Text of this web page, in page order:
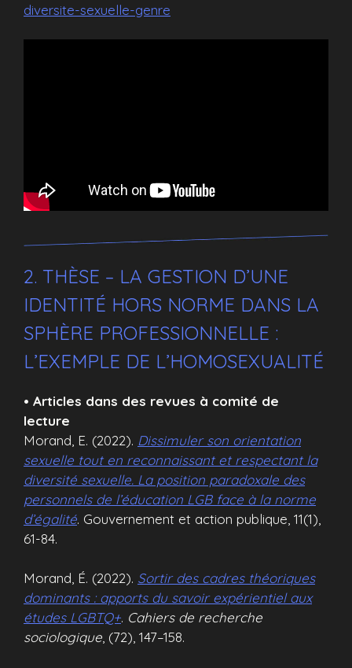
diversite-sexuelle-genre
2. THÈSE – LA GESTION D’UNE
IDENTITÉ HORS NORME DANS LA
SPHÈRE PROFESSIONNELLE :
L’EXEMPLE DE L’HOMOSEXUALITÉ
• Articles dans des revues à comité de
lecture
Morand, E. (2022). Dissimuler son orientation
sexuelle tout en reconnaissant et respectant la
diversité sexuelle. La position paradoxale des
personnels de l’éducation LGB face à la norme
d’égalité. Gouvernement et action publique, 11(1),
61-84.
Morand, É. (2022). Sortir des cadres théoriques
dominants : apports du savoir expérientiel aux
études LGBTQ+. Cahiers de recherche
sociologique, (72), 147–158.